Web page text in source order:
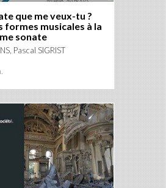
que me veux-tu ?
formes musicales à la
sonate
Pascal SIGRIST